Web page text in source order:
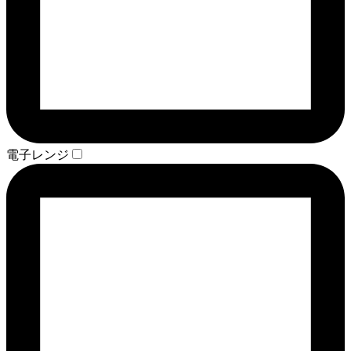
電子レンジ